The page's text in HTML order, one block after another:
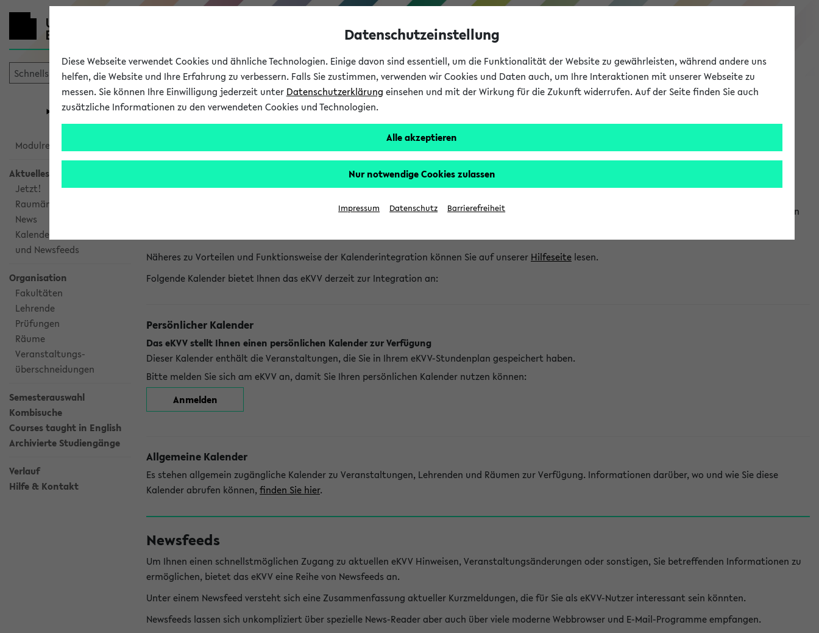
eKVV
Universität Forschung Studium
eKVV
Modulrecherche
Aktuelles
Jetzt!
Raumänderungen
News
Kalenderintegration
und Newsfeeds
Organisation
Fakultäten
Lehrende
Prüfungen
Räume
Veranstaltungs-
überschneidungen
Semesterauswahl
Kombisuche
Courses taught in English
Archivierte Studiengänge
Verlauf
Hilfe & Kontakt
Kalenderintegration und Newsfeeds
Kalenderintegration
Das eKVV bietet Ihnen die Möglichkeit, Veranstaltungstermine in eine Vielzahl von Kalenderanwendungen einzubinden. Auf diese Weise können Sie einen
Näheres zu Vorteilen und Funktionsweise der Kalenderintegration können Sie auf unserer Hilfeseite lesen.
Folgende Kalender bietet Ihnen das eKVV derzeit zur Integration an:
Persönlicher Kalender
Das eKVV stellt Ihnen einen persönlichen Kalender zur Verfügung
Dieser Kalender enthält die Veranstaltungen, die Sie in Ihrem eKVV-Stundenplan gespeichert haben.
Bitte melden Sie sich am eKVV an, damit Sie Ihren persönlichen Kalender nutzen können:
Anmelden
Allgemeine Kalender
Es stehen allgemein zugängliche Kalender zu Veranstaltungen, Lehrenden und Räumen zur Verfügung. Informationen darüber, wo und wie Sie diese
Kalender abrufen können, finden Sie hier.
Newsfeeds
Um Ihnen einen schnellstmöglichen Zugang zu aktuellen eKVV Hinweisen, Veranstaltungsänderungen oder sonstigen, Sie betreffenden Informationen zu
ermöglichen, bietet das eKVV eine Reihe von Newsfeeds an.
Unter einem Newsfeed versteht sich eine Zusammenfassung aktueller Kurzmeldungen, die für Sie als eKVV-Nutzer interessant sein könnten.
Newsfeeds lassen sich unkompliziert über spezielle News-Reader aber auch über viele moderne Webbrowser und E-Mail-Programme empfangen.
Datenschutzeinstellung
Diese Webseite verwendet Cookies und ähnliche Technologien. Einige davon sind essentiell, um die Funktionalität der Website zu gewährleisten, während andere uns
helfen, die Website und Ihre Erfahrung zu verbessern. Falls Sie zustimmen, verwenden wir Cookies und Daten auch, um Ihre Interaktionen mit unserer Webseite zu
messen. Sie können Ihre Einwilligung jederzeit unter Datenschutzerklärung einsehen und mit der Wirkung für die Zukunft widerrufen. Auf der Seite finden Sie auch
zusätzliche Informationen zu den verwendeten Cookies und Technologien.
Alle akzeptieren
Nur notwendige Cookies zulassen
Impressum Datenschutz Barrierefreiheit